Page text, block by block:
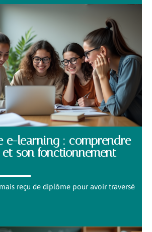
e-learning : comprendre
son fonctionnement
reçu de diplôme pour avoir traversé